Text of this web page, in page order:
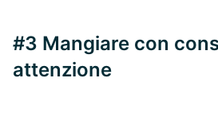
#3 Mangiare con
attenzione